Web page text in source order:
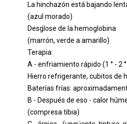
La hinchazón está bajando
(azul morado)
Desglose de la hemoglobina
(marrón, verde a amarillo)
Terapia:
A - enfriamiento rápido (1 ° - 2
Hierro refrigerante, cubitos de
Baterías frías:
B - Después de eso - calor
(compresa tibia)